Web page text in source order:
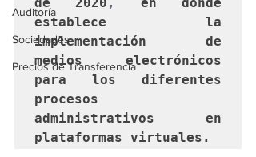
Auditoría
Sociedades
Precios de Transferencia
establece la
implementación de
medios electrónicos
para los diferentes
procesos
administrativos en
plataformas virtuales.